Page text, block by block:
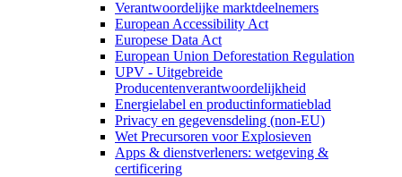
Verantwoordelijke marktdeelnemers
European Accessibility Act
Europese Data Act
European Union Deforestation Regulation
UPV - Uitgebreide
Producentenverantwoordelijkheid
Energielabel en productinformatieblad
Privacy en gegevensdeling (non-EU)
Wet Precursoren voor Explosieven
Apps & dienstverleners: wetgeving &
certificering